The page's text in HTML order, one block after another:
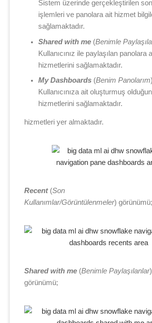
Sistem üzerinde gerçekleştirilen
işlemleri ve panolara ait hizmet
sağlamaktadır.
Shared with me (Benimle
Kullanıcınız ile paylaşılan panolara
hizmetlerini sağlamaktadır.
My Dashboards (Benim Panolarım
Kullanıcınıza ait oluşturmuş
hizmetlerini sağlamaktadır.
hizmetleri yer almaktadır.
Recent(Son
Kullanımlar/Görüntülenmeler) görünümü;
Shared with me (Benimle Paylaşılanlar
görünümü;